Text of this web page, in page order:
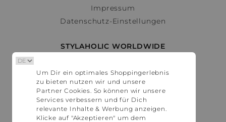
Impressum
Datenschutz-Einstellungen
STYLAHOLIC WORLDWIDE
Österreich
Schweiz
France
United States
Um Dir ein optimales Shoppingerlebnis
zu bieten nutzen wir und unsere
Partner Cookies. So können wir unsere
Services verbessern und für Dich
relevante Inhalte & Werbung anzeigen.
Klicke auf "Akzeptieren" um dem